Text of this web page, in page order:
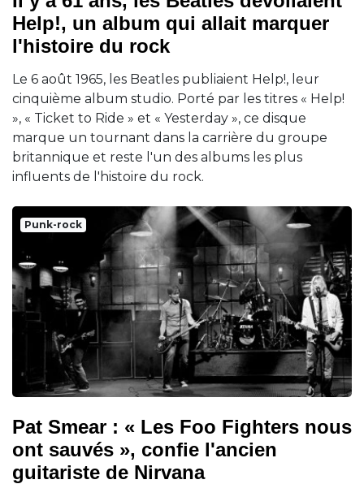
Help!, un album qui allait marquer
l'histoire du rock
Le 6 août 1965, les Beatles publiaient Help!, leur
cinquième album studio. Porté par les titres « Help!
», « Ticket to Ride » et « Yesterday », ce disque
marque un tournant dans la carrière du groupe
britannique et reste l'un des albums les plus
influents de l'histoire du rock.
Punk-rock
Pat Smear : « Les Foo Fighters nous
ont sauvés », confie l'ancien
guitariste de Nirvana